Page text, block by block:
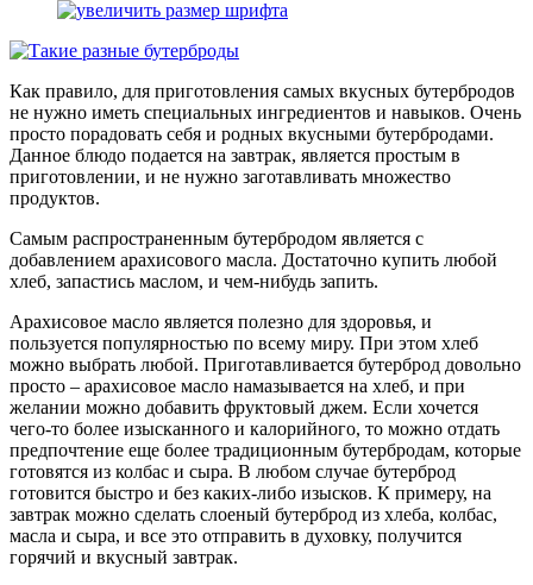
Как правило, для приготовления самых вкусных бутербродов
не нужно иметь специальных ингредиентов и навыков. Очень
просто порадовать себя и родных вкусными бутербродами.
Данное блюдо подается на завтрак, является простым в
приготовлении, и не нужно заготавливать множество
продуктов.
Самым распространенным бутербродом является с
добавлением арахисового масла. Достаточно купить любой
хлеб, запастись маслом, и чем-нибудь запить.
Арахисовое масло является полезно для здоровья, и
пользуется популярностью по всему миру. При этом хлеб
можно выбрать любой. Приготавливается бутерброд довольно
просто – арахисовое масло намазывается на хлеб, и при
желании можно добавить фруктовый джем. Если хочется
чего-то более изысканного и калорийного, то можно отдать
предпочтение еще более традиционным бутербродам, которые
готовятся из колбас и сыра. В любом случае бутерброд
готовится быстро и без каких-либо изысков. К примеру, на
завтрак можно сделать слоеный бутерброд из хлеба, колбас,
масла и сыра, и все это отправить в духовку, получится
горячий и вкусный завтрак.